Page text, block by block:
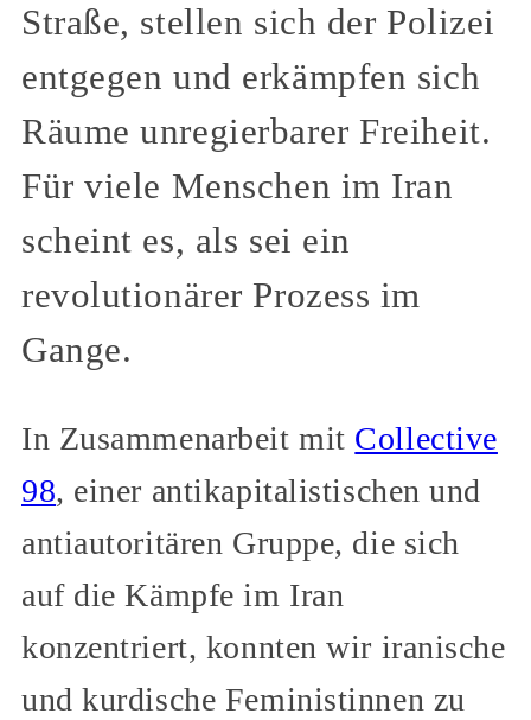
Straße, stellen sich der Polizei
entgegen und erkämpfen sich
Räume unregierbarer Freiheit.
Für viele Menschen im Iran
scheint es, als sei ein
revolutionärer Prozess im
Gange.
In Zusammenarbeit mit Collective
98, einer antikapitalistischen und
antiautoritären Gruppe, die sich
auf die Kämpfe im Iran
konzentriert, konnten wir iranische
und kurdische Feministinnen zu